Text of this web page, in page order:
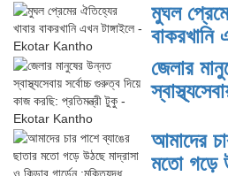
মুঘল
বাকরখানি
জেলার
আমাদের
মতো গড়ে